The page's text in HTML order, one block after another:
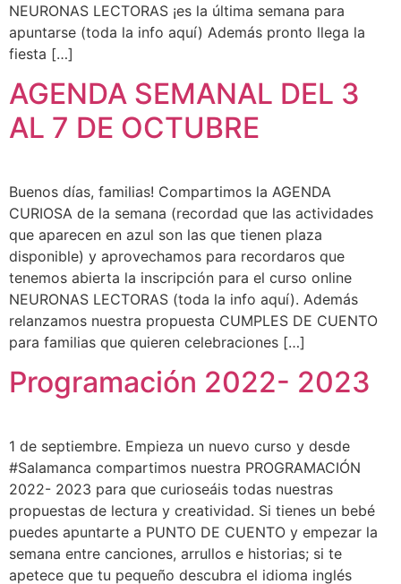
NEURONAS LECTORAS ¡es la última semana para
apuntarse (toda la info aquí) Además pronto llega la
fiesta […]
AGENDA SEMANAL DEL 3
AL 7 DE OCTUBRE
Buenos días, familias! Compartimos la AGENDA
CURIOSA de la semana (recordad que las actividades
que aparecen en azul son las que tienen plaza
disponible) y aprovechamos para recordaros que
tenemos abierta la inscripción para el curso online
NEURONAS LECTORAS (toda la info aquí). Además
relanzamos nuestra propuesta CUMPLES DE CUENTO
para familias que quieren celebraciones […]
Programación 2022- 2023
1 de septiembre. Empieza un nuevo curso y desde
#Salamanca compartimos nuestra PROGRAMACIÓN
2022- 2023 para que curioseáis todas nuestras
propuestas de lectura y creatividad. Si tienes un bebé
puedes apuntarte a PUNTO DE CUENTO y empezar la
semana entre canciones, arrullos e historias; si te
apetece que tu pequeño descubra el idioma inglés